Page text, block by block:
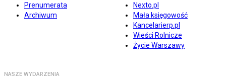
Prenumerata
Archiwum
Nexto.pl
Mała księgowość
Kancelarierp.pl
Wieści Rolnicze
Życie Warszawy
NASZE WYDARZENIA